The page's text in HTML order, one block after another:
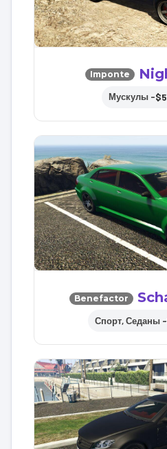
Imponte
Мускулы –
Benefactor
Спорт, Седаны –